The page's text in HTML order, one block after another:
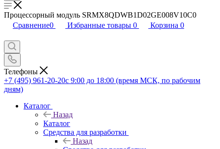
Процессорный модуль SRMX8QDWB1D02GE008V10C0
Сравнение0 Избранные товары 0 Корзина 0
Телефоны
+7 (495) 961-20-20с 9:00 до 18:00 (время МСК, по рабочим
дням)
Каталог
Назад
Каталог
Средства для разработки
Назад